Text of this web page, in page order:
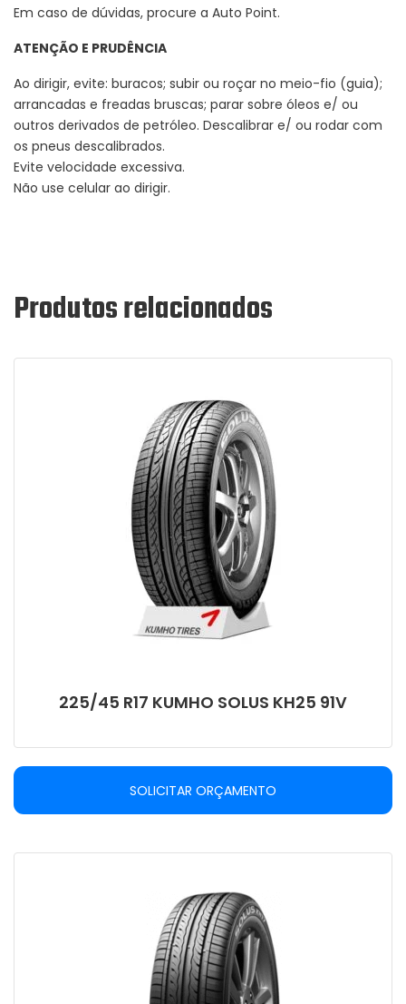
Em caso de dúvidas, procure a Auto Point.
ATENÇÃO E PRUDÊNCIA
Ao dirigir, evite: buracos; subir ou roçar no meio-fio (guia);
arrancadas e freadas bruscas; parar sobre óleos e/ ou
outros derivados de petróleo. Descalibrar e/ ou rodar com
os pneus descalibrados.
Evite velocidade excessiva.
Não use celular ao dirigir.
Produtos relacionados
225/45 R17 KUMHO SOLUS KH25 91V
SOLICITAR ORÇAMENTO